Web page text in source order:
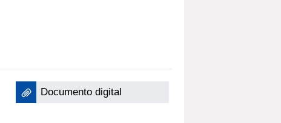
Documento digital